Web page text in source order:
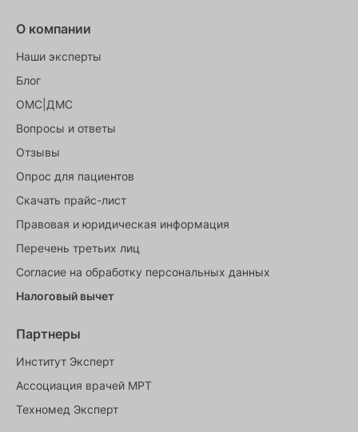
О компании
Наши эксперты
Блог
ОМС|ДМС
Вопросы и ответы
Отзывы
Опрос для пациентов
Скачать прайс-лист
Правовая и юридическая информация
Перечень третьих лиц
Согласие на обработку персональных данных
Налоговый вычет
Партнеры
Институт Эксперт
Ассоциация врачей МРТ
Техномед Эксперт